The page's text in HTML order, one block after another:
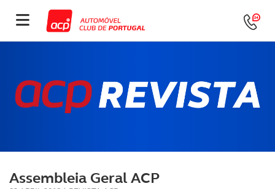
Assembleia Geral ACP